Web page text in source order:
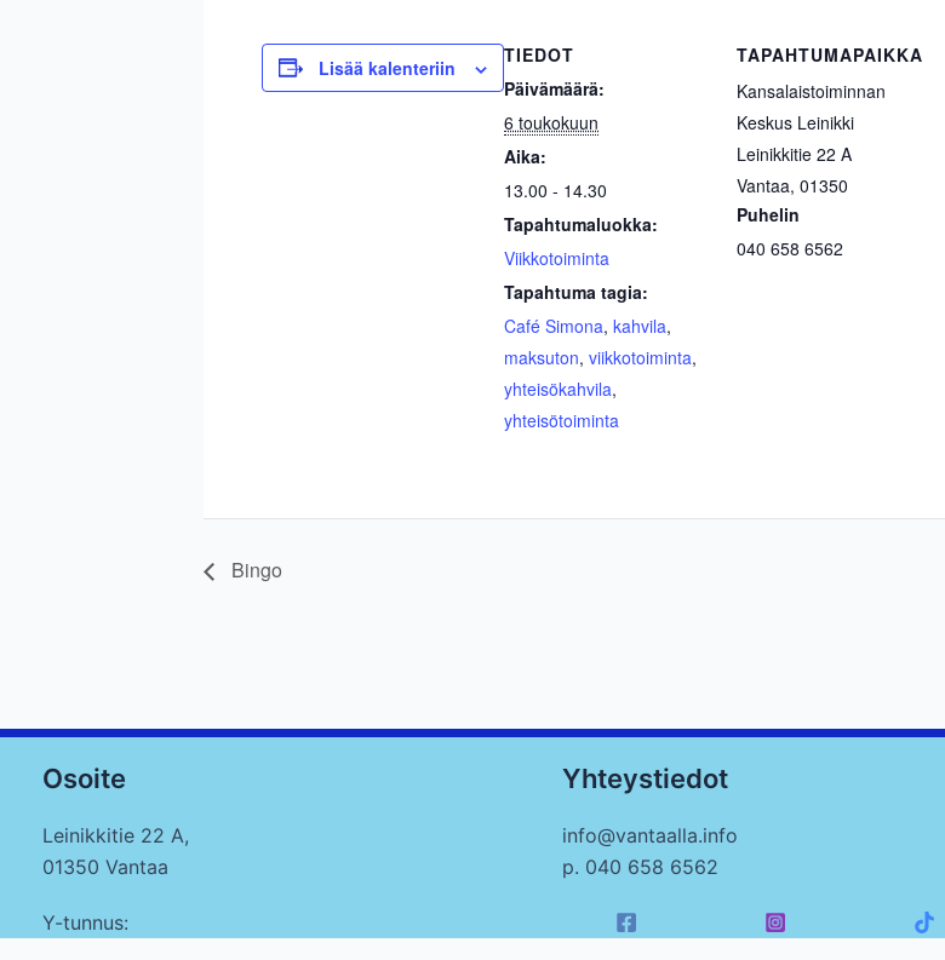
Lisää kalenteriin
TIEDOT
Päivämäärä:
6 toukokuun
Aika:
13.00 - 14.30
Tapahtumaluokka:
Viikkotoiminta
Tapahtuma tagia:
Café Simona, kahvila,
maksuton, viikkotoiminta,
yhteisökahvila,
yhteisötoiminta
TAPAHTUMAPAIKKA
Kansalaistoiminnan
Keskus Leinikki
Leinikkitie 22 A
Vantaa, 01350
Puhelin
040 658 6562
Bingo
Osoite
Leinikkitie 22 A,
01350 Vantaa
Y-tunnus:
Yhteystiedot
info@vantaalla.info
p. 040 658 6562